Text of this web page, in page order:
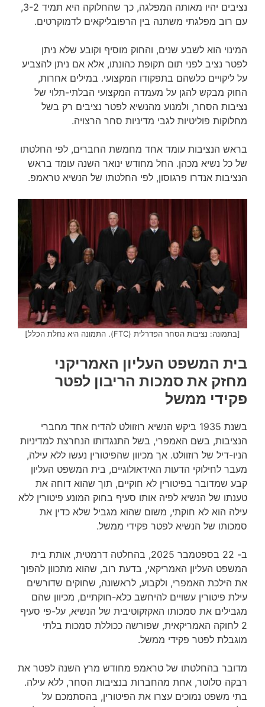
נציבים יהיו מאותה המפלגה, כך שהחלוקה היא תמיד 3-2,
עם רוב מפלגתי משתנה בין הרפובליקאים לדמוקרטים.
המינוי הוא לשבע שנים, והחוק מוסיף וקובע שלא ניתן
לפטר נציב לפני תום תקופת כהונתו, אלא אם ניתן להצביע
על ליקויים כלשהם בתפקודו המקצועי. במילים אחרות,
החוק מבקש להגן על מעמדה המקצועי הבלתי-תלוי של
נציבות הסחר, ולמנוע מהנשיא לפטר נציבים רק בשל
מחלוקות פוליטיות לגבי מדיניות סחר הרצויה.
בראש הנציבות עומד אחד מחמשת החברים, לפי החלטתו
של כל נשיא מכהן. החל מחודש ינואר השנה עומד בראש
הנציבות אנדרו פרגוסון, לפי החלטתו של הנשיא טראמפ.
[בתמונה: נציבות הסחר הפדרלית (FTC). התמונה היא נחלת הכלל]
בית המשפט העליון האמריקני
מחזק את סמכות הריבון לפטר
פקידי ממשל
בשנת 1935 ביקש הנשיא רוזוולט להדיח אחד מחברי
הנציבות, בשם האמפרי, בשל התנגדותו הנחרצת למדיניות
הניו-דיל של רוזוולט. אך מכיוון שהפיטורין נעשו ללא עילה,
מעבר לחילוקי הדעות האידאולוגיים, בית המשפט העליון
קבע שמדובר בפיטורין לא חוקיים, תוך שהוא דוחה את
טענתו של הנשיא לפיה אותו סעיף בחוק המונע פיטורין ללא
עילה הוא לא חוקתי, משום שהוא מגביל שלא כדין את
סמכותו של הנשיא לפטר פקידי ממשל.
ב- 22 בספטמבר 2025, בהחלטה דרמטית, אותת בית
המשפט העליון האמריקאי, בדעת רוב, שהוא מתכוון להפוך
את הילכת האמפרי, ולקבוע, לראשונה, שחוקים שדורשים
עילת פיטורין עשויים להיחשב כלא-חוקתיים, מכיוון שהם
מגבילים את סמכותו האקזקוטיבית של הנשיא, על-פי סעיף
2 לחוקה האמריקאית, שפורשה ככוללת סמכות בלתי
מוגבלת לפטר פקידי ממשל.
מדובר בהחלטתו של טראמפ מחודש מרץ השנה לפטר את
רבקה סלוטר, אחת מהחברות בנציבות הסחר, ללא עילה.
בתי משפט נמוכים עצרו את הפיטורין, בהסתמכם על